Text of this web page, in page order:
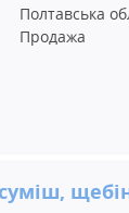
Полтавська
Продажа